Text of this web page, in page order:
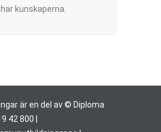
kunskaperna.
är en del av © Diploma
42 800 |